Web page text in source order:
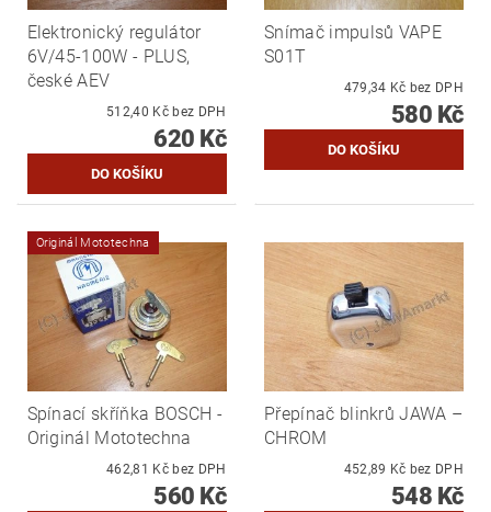
Elektronický regulátor
6V/45-100W - PLUS,
české AEV
512,40 Kč bez DPH
620 Kč
Snímač impulsů VAPE
S01T
479,34 Kč bez DPH
580 Kč
Originál Mototechna
Spínací skříňka BOSCH -
Originál Mototechna
462,81 Kč bez DPH
560 Kč
Přepínač blinkrů JAWA –
CHROM
452,89 Kč bez DPH
548 Kč